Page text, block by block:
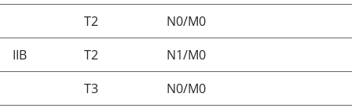
T2
N0/M0
IIB
T2
N1/M0
T3
N0/M0